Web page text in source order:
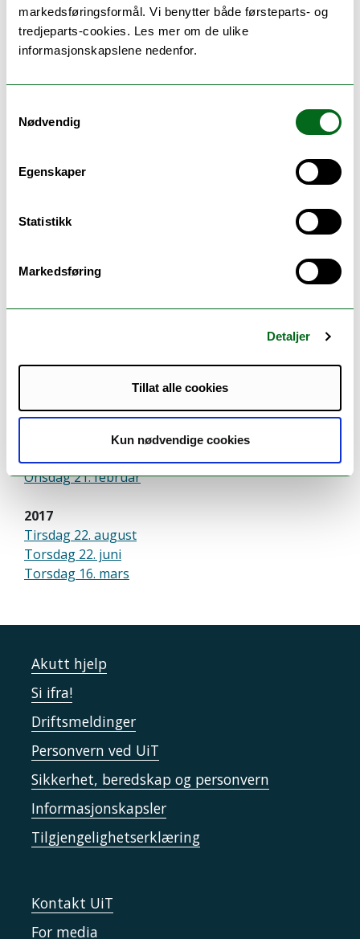
markedsføringsformål. Vi benytter både førsteparts- og
tredjeparts-cookies. Les mer om de ulike
informasjonskapslene nedenfor.
Nødvendig
Egenskaper
Statistikk
Markedsføring
Detaljer
Tillat alle cookies
Kun nødvendige cookies
2023
Onsdag 08. november
Mandag 12. juni
Fredag 04. november
Mandag 21. mars
2021
Mandag 14. juni
Onsdag 17. juni
Tirsdag 05. juni
Onsdag 21. februar
2017
Tirsdag 22. august
Torsdag 22. juni
Torsdag 16. mars
Akutt hjelp
Si ifra!
Driftsmeldinger
Personvern ved UiT
Sikkerhet, beredskap og personvern
Informasjonskapsler
Tilgjengelighetserklæring
Kontakt UiT
For media